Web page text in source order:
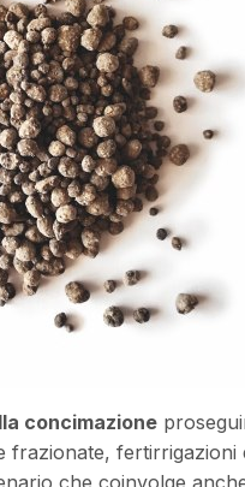
concimazione
frazionate,
che coinvolge